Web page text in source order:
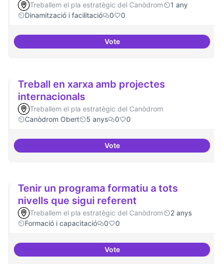
Treballem el pla estratègic del Canòdrom
1 any
Dinamització i facilitació
0 0
VoteTrobades democràtiques
Treball en xarxa amb projectes
internacionals
Treballem el pla estratègic del Canòdrom
Canòdrom Obert
5 anys 0 0
VoteTreball en xarxa amb projectes
Tenir un programa formatiu a tots
nivells que sigui referent
Treballem el pla estratègic del Canòdrom
2 anys
Formació i capacitació
0 0
VoteTenir un programa formatiu a